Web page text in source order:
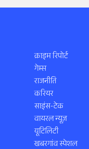
क्राइम रिपोर्ट
गेम्स
राजनीति
करियर
साइंस-टेक
वायरल न्यूज़
यूटिलिटी
खबरगांव स्पेशल